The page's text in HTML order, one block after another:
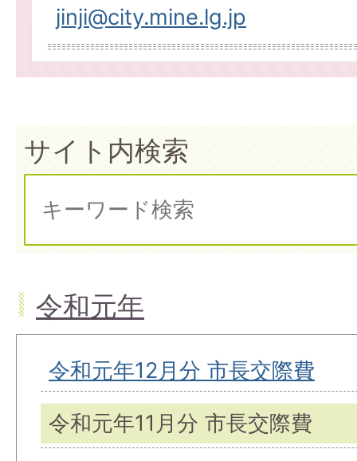
jinji@city.mine.lg.jp
サイト内検索
令和元年
令和元年12月分 市長交際費
令和元年11月分 市長交際費